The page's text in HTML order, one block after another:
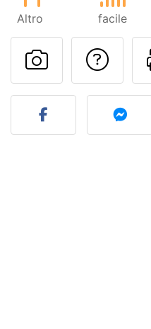
Altro facile
Pubblica